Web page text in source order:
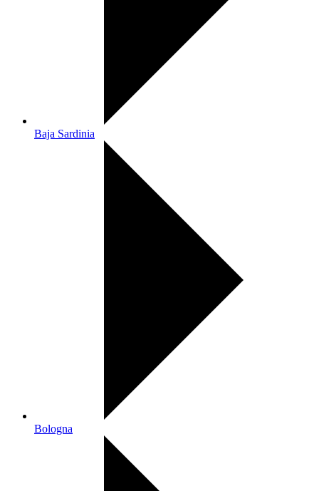
Baja Sardinia
Bologna